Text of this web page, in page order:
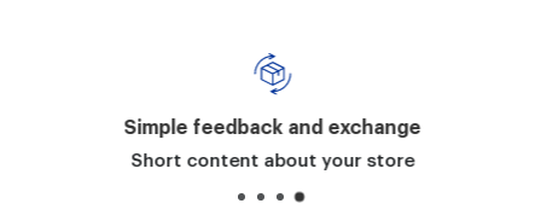
Simple feedback and exchange
Short content about your store